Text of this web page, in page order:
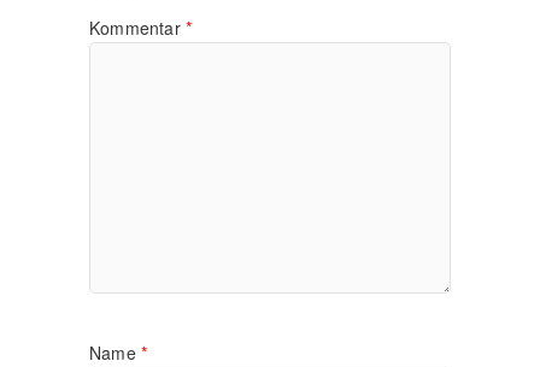
Kommentar *
Name *